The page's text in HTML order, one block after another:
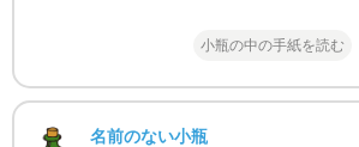
小瓶の中の手紙を読む
名前のない小瓶